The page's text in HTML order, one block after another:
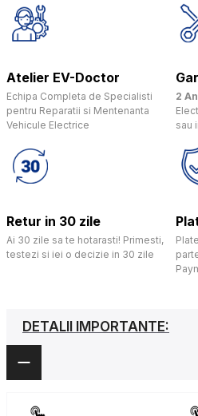
Atelier EV-Doctor
Echipa Completa de Specialisti
pentru Reparatii si Mentenanta
Vehicule Electrice
2
sau
Retur in 30 zile
Ai 30 zile sa te hotarasti! Primesti,
testezi si iei o decizie in 30 zile
DETALII IMPORTANTE: